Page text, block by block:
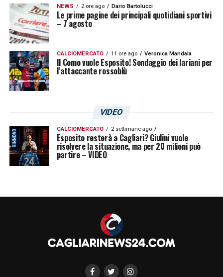
NEWS 2 ore ago Dario Bartolucci
Le prime pagine dei principali quotidiani sportivi
– 7 agosto
CALCIOMERCATO 11 ore ago Veronica Mandala
Il Como vuole Esposito! Sondaggio dei lariani per
l’attaccante rossoblù
VIDEO
CALCIOMERCATO 2 settimane ago
Esposito resterà a Cagliari? Giulini vuole
risolvere la situazione, ma per 20 milioni può
partire – VIDEO